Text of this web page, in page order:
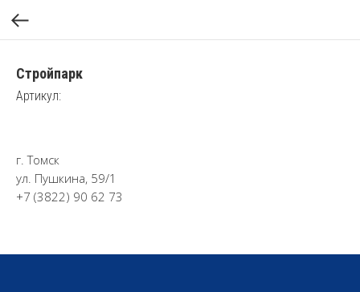
Стройпарк
Артикул:
г. Томск
ул. Пушкина, 59/1
+7 (3822) 90 62 73